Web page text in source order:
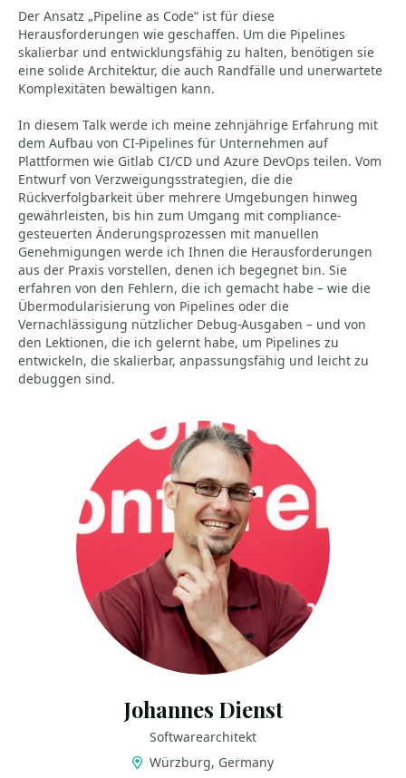
Der Ansatz „Pipeline as Code“ ist für diese
Herausforderungen wie geschaffen. Um die Pipelines
skalierbar und entwicklungsfähig zu halten, benötigen sie
eine solide Architektur, die auch Randfälle und unerwartete
Komplexitäten bewältigen kann.
In diesem Talk werde ich meine zehnjährige Erfahrung mit
dem Aufbau von CI-Pipelines für Unternehmen auf
Plattformen wie Gitlab CI/CD und Azure DevOps teilen. Vom
Entwurf von Verzweigungsstrategien, die die
Rückverfolgbarkeit über mehrere Umgebungen hinweg
gewährleisten, bis hin zum Umgang mit compliance-
gesteuerten Änderungsprozessen mit manuellen
Genehmigungen werde ich Ihnen die Herausforderungen
aus der Praxis vorstellen, denen ich begegnet bin. Sie
erfahren von den Fehlern, die ich gemacht habe – wie die
Übermodularisierung von Pipelines oder die
Vernachlässigung nützlicher Debug-Ausgaben – und von
den Lektionen, die ich gelernt habe, um Pipelines zu
entwickeln, die skalierbar, anpassungsfähig und leicht zu
debuggen sind.
Johannes Dienst
Softwarearchitekt
Würzburg, Germany